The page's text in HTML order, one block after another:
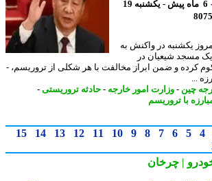
6 ماه پیش - یکشنبه 19
در واکنش به
شیعیان در
و ضمن ابراز مخالفت با هر شکلی از تروریسم، -
-وزارت امور خارجه-حادثه تروریستی-
با تروریسم
5
6
7
8
9
10
11
12
13
14
15
| چرخان